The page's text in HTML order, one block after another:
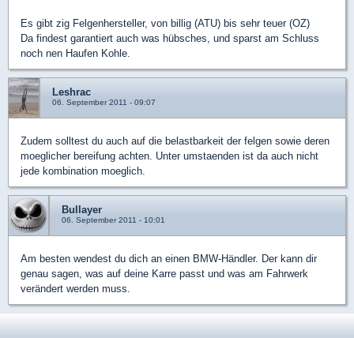
Es gibt zig Felgenhersteller, von billig (ATU) bis sehr teuer (OZ)
Da findest garantiert auch was hübsches, und sparst am Schluss
noch nen Haufen Kohle.
Leshrac
06. September 2011 - 09:07
Zudem solltest du auch auf die belastbarkeit der felgen sowie deren
moeglicher bereifung achten. Unter umstaenden ist da auch nicht
jede kombination moeglich.
Bullayer
06. September 2011 - 10:01
Am besten wendest du dich an einen BMW-Händler. Der kann dir
genau sagen, was auf deine Karre passt und was am Fahrwerk
verändert werden muss.